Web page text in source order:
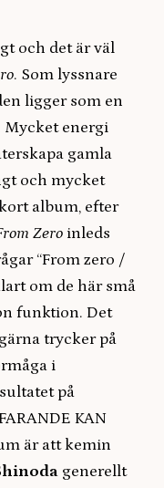
och det är väl
. Som lyssnare
ligger som en
energi
gamla
och mycket
album, efter
Zero inleds
“From zero /
om de här små
funktion. Det
trycker på
i
på
KAN
är att kemin
generellt